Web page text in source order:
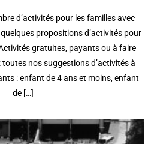
d’activités pour les familles avec
propositions d’activités pour
gratuites, payants ou à faire
nos suggestions d’activités à
: enfant de 4 ans et moins, enfant
de […]